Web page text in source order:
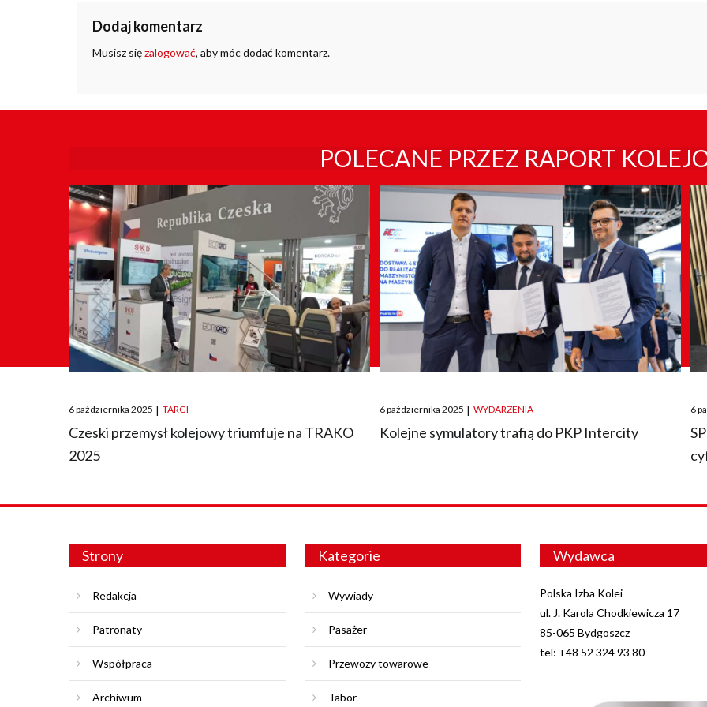
Dodaj komentarz
Musisz sięzalogować, aby móc dodać komentarz.
POLECANE PRZEZ RAPORT
Posted
on
6 października 2025 | TARGI
Czeski przemysł kolejowy triumfuje na TRAKO
2025
Posted
on
6 października 2025 | WYDARZENIA
Kolejne symulatory trafią do PKP Intercity
on
6
Strony
Redakcja
Patronaty
Współpraca
Archiwum
Kategorie
Wywiady
Pasażer
Przewozy towarowe
Tabor
Wydawca
Polska Izba Kolei
ul. J. Karola Chodkiewicza 17
85-065 Bydgoszcz
tel: +48 52 324 93 80